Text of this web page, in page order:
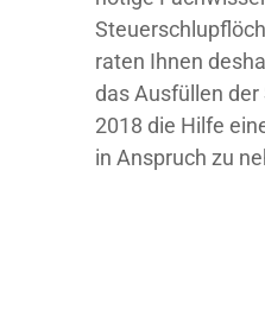
raten Ihnen
das Ausfüllen
2018 die Hilfe
in Anspruch zu